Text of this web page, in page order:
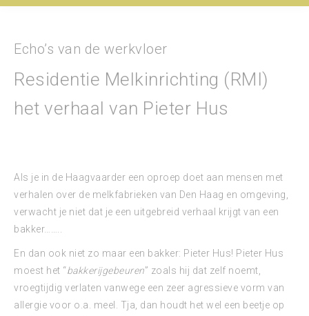
Echo’s van de werkvloer
Residentie Melkinrichting (RMI)
het verhaal van Pieter Hus
Als je in de Haagvaarder een oproep doet aan mensen met
verhalen over de melkfabrieken van Den Haag en omgeving,
verwacht je niet dat je een uitgebreid verhaal krijgt van een
bakker……..
En dan ook niet zo maar een bakker: Pieter Hus! Pieter Hus
moest het “bakkerijgebeuren” zoals hij dat zelf noemt,
vroegtijdig verlaten vanwege een zeer agressieve vorm van
allergie voor o.a. meel. Tja, dan houdt het wel een beetje op